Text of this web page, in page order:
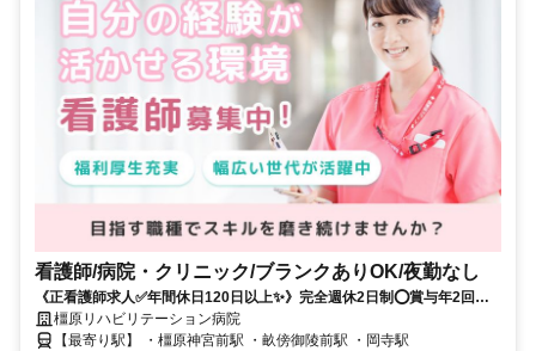
看護師/病院・クリニック/ブランクありOK/夜勤なし
《正看護師求人✅️年間休日120日以上✨》完全週休2日制⭕賞与年2回⭕
ワークライフバランス重視の方におすすめ⭐
橿原リハビリテーション病院
【最寄り駅】 ・橿原神宮前駅 ・畝傍御陵前駅 ・岡寺駅